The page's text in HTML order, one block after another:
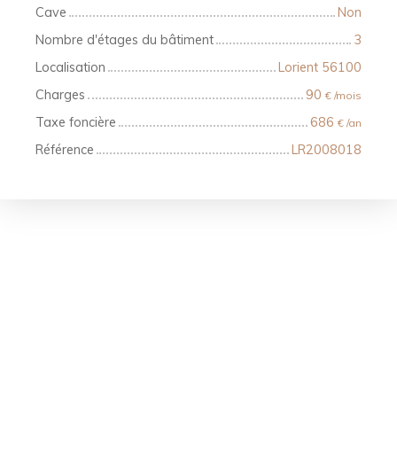
Cave
Non
Nombre d'étages du bâtiment
3
Localisation
Lorient 56100
Charges
90 € /mois
Taxe foncière 686 € /an
Référence LR2008018